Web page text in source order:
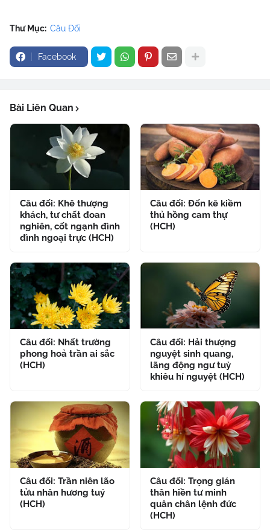
Thư Mục: Câu Đối
Facebook
Bài Liên Quan
Câu đối: Khê thượng
khách, tư chất đoan
nghiên, cốt ngạnh đình
đình ngoại trực (HCH)
Câu đối: Đốn kê kiềm
thủ hồng cam thự
(HCH)
Câu đối: Nhất trường
phong hoả trần ai sắc
(HCH)
Câu đối: Hải thượng
nguyệt sinh quang,
lãng động ngư tuỳ
khiêu hí nguyệt (HCH)
Câu đối: Trần niên lão
tửu nhân hương tuý
(HCH)
Câu đối: Trọng gián
thân hiền tư minh
quân chân lệnh đức
(HCH)